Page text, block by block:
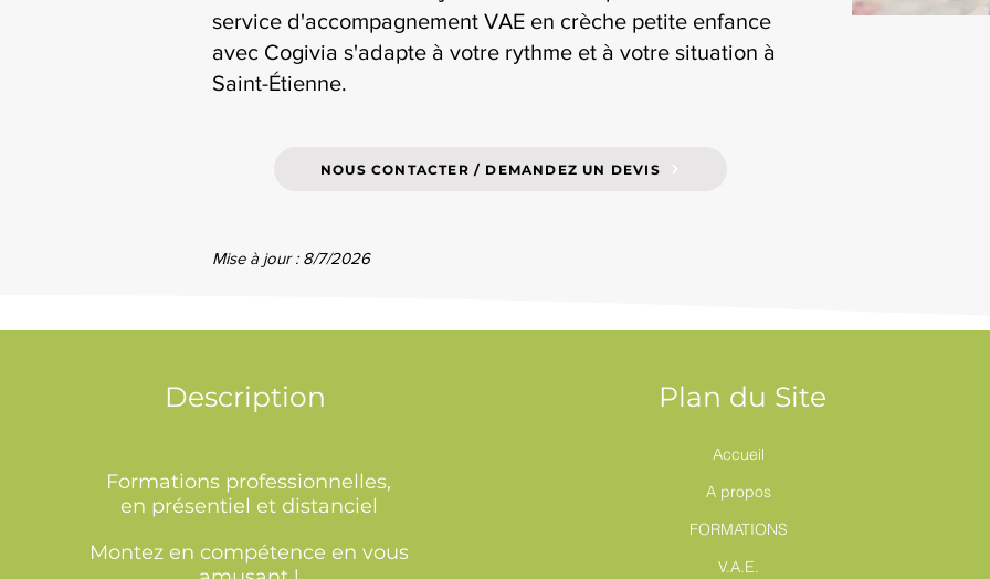
service d'accompagnement VAE en crèche petite enfance
avec Cogivia s'adapte à votre rythme et à votre situation à
Saint-Étienne.
NOUS CONTACTER / DEMANDEZ UN DEVIS
Mise à jour : 8/7/2026
Description
Formations professionnelles,
en présentiel et distanciel
Montez en compétence en vous
Plan du Site
Accueil
A propos
FORMATIONS
V.A.E.